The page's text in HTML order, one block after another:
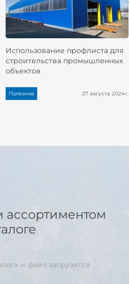
Использование профлиста для
строительства промышленных
объектов
Полезное 27 августа 2024г.
ассортиментом
и файл загрузится